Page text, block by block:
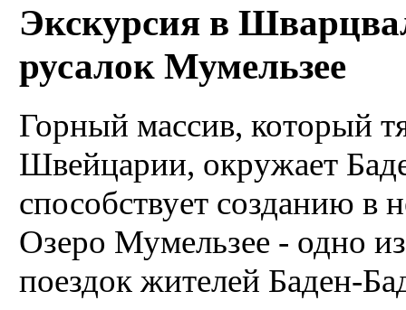
Экскурсия в
русалок Мумельзее
Горный массив, который
Швейцарии, окружает
способствует созданию в
Озеро Мумельзее - одно
поездок жителей Баден-